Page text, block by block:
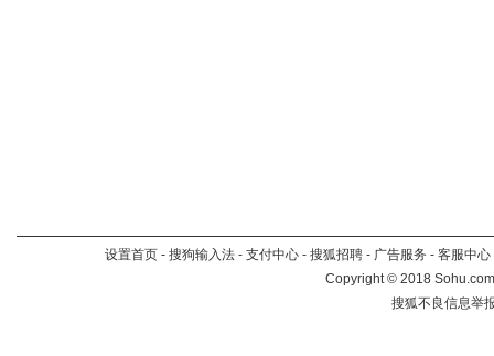
设置首页 - 搜狗输入法 - 支付中心 - 搜狐招聘 - 广告服务 - 客服中心
Copyright©2018
搜狐不良信息举